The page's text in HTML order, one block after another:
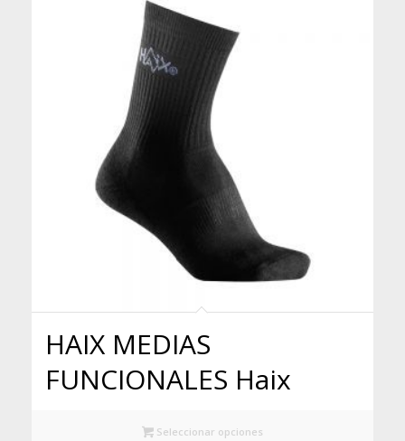
HAIX MEDIAS
FUNCIONALES Haix
Seleccionar opciones